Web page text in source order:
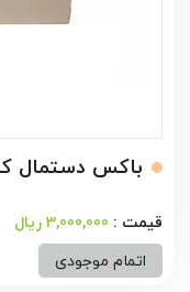
باکس دستمال
3,000,000 ریال
اتمام موجودی